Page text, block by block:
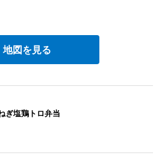
地図を見る
ぎ塩鶏トロ弁当